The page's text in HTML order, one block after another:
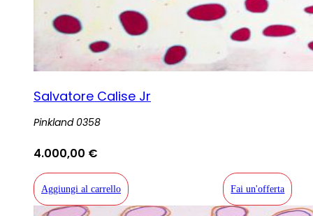
Salvatore Calise Jr
Pinkland 0358
4.000,00 €
Aggiungi al carrello Fai un'offerta